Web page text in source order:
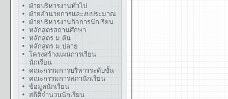
ฝ่ายบริหารงานทั่วไป
ฝ่ายอำนวยการและงบประมาณ
ฝ่ายบริหารงานกิจการนักเรียน
หลักสูตรสถานศึกษา
หลักสูตร ม.ต้น
หลักสูตร ม.ปลาย
โครงสร้างแผนการเรียน
นักเรียน
คณะกรรมการบริหารระดับชั้น
คณะกรรมการสภานักเรียน
ข้อมูลนักเรียน
สถิติจำนวนนักเรียน